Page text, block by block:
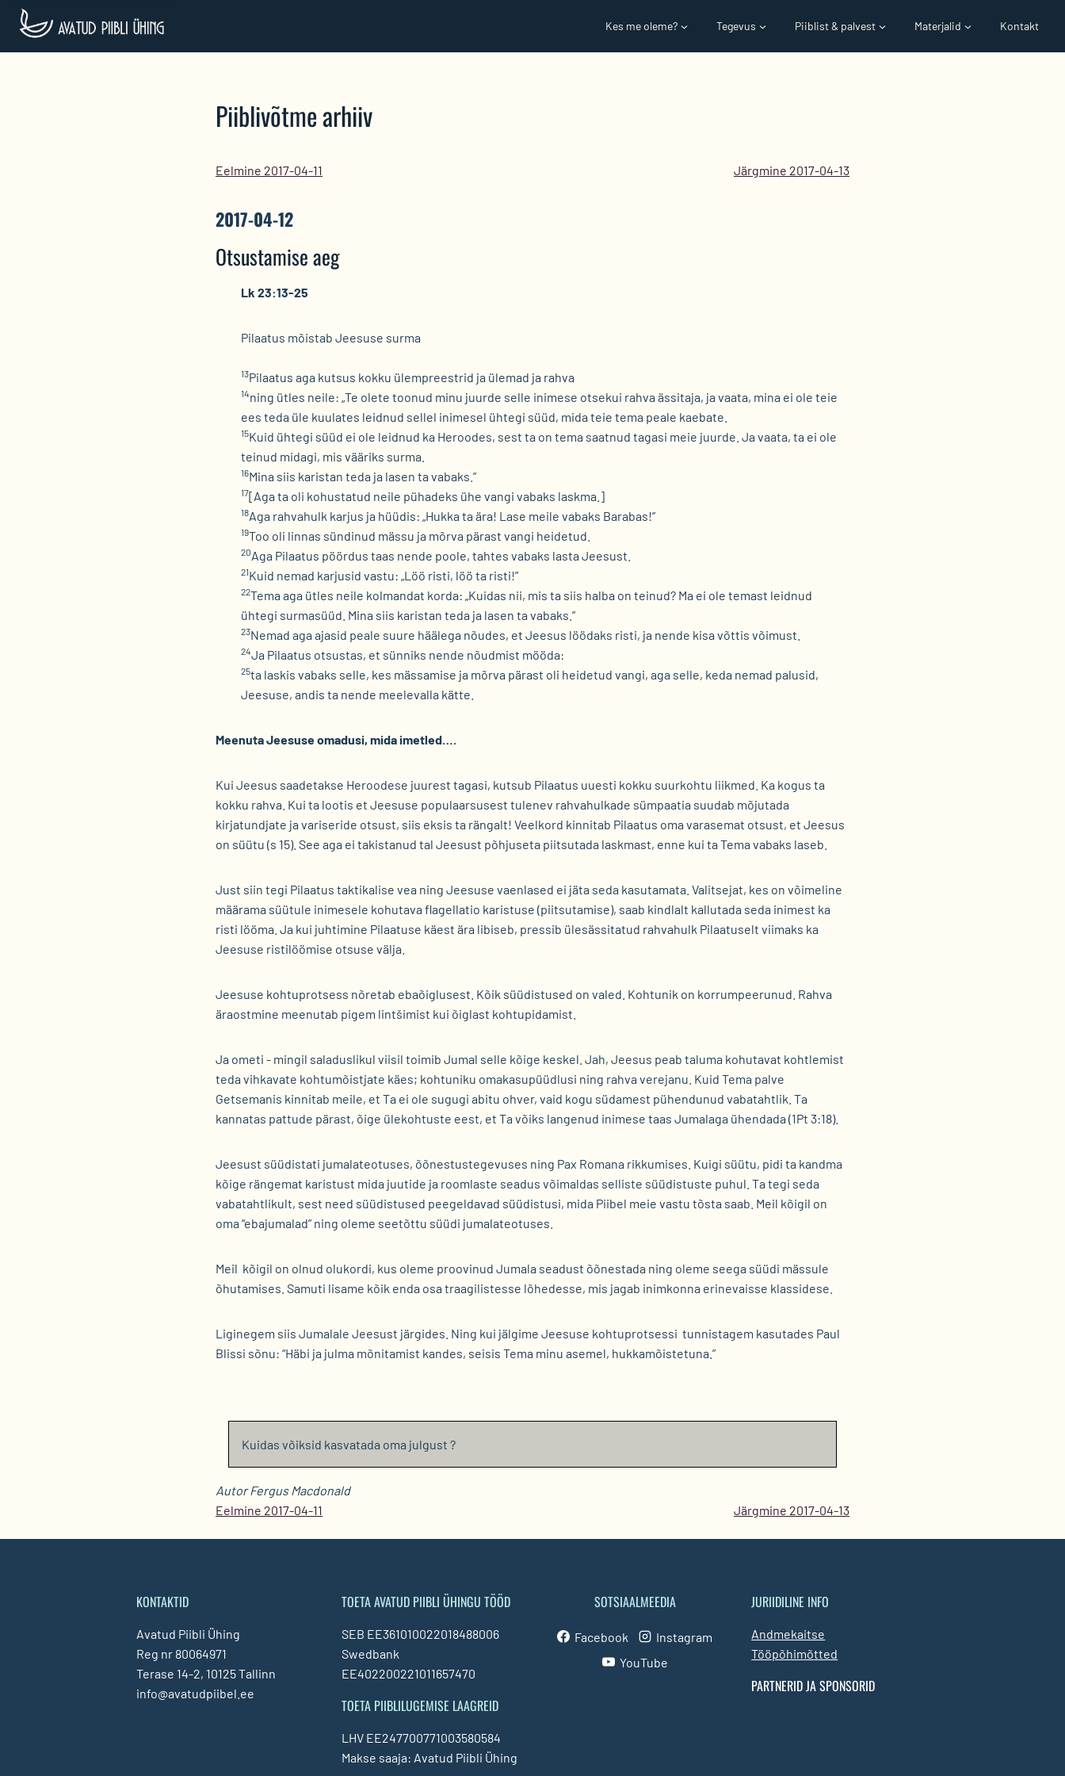
Skip
content
Kes me oleme? Tegevus Piiblist & palvest Materjalid Kontakt
Piiblivõtme arhiiv
Eelmine 2017-04-11 Järgmine 2017-04-13
2017-04-12
Otsustamise aeg
Lk 23:13-25
Pilaatus mõistab Jeesuse surma
13Pilaatus aga kutsus kokku ülempreestrid ja ülemad ja rahva
14ning ütles neile: „Te olete toonud minu juurde selle inimese otsekui rahva ässitaja, ja vaata, mina ei ole teie
ees teda üle kuulates leidnud sellel inimesel ühtegi süüd, mida teie tema peale kaebate.
15Kuid ühtegi süüd ei ole leidnud ka Heroodes, sest ta on tema saatnud tagasi meie juurde. Ja vaata, ta ei ole
teinud midagi, mis vääriks surma.
16Mina siis karistan teda ja lasen ta vabaks.”
17[Aga ta oli kohustatud neile pühadeks ühe vangi vabaks laskma.]
18Aga rahvahulk karjus ja hüüdis: „Hukka ta ära! Lase meile vabaks Barabas!”
19Too oli linnas sündinud mässu ja mõrva pärast vangi heidetud.
20Aga Pilaatus pöördus taas nende poole, tahtes vabaks lasta Jeesust.
21Kuid nemad karjusid vastu: „Löö risti, löö ta risti!”
22Tema aga ütles neile kolmandat korda: „Kuidas nii, mis ta siis halba on teinud? Ma ei ole temast leidnud
ühtegi surmasüüd. Mina siis karistan teda ja lasen ta vabaks.”
23Nemad aga ajasid peale suure häälega nõudes, et Jeesus löödaks risti, ja nende kisa võttis võimust.
24Ja Pilaatus otsustas, et sünniks nende nõudmist mööda:
25ta laskis vabaks selle, kes mässamise ja mõrva pärast oli heidetud vangi, aga selle, keda nemad palusid,
Jeesuse, andis ta nende meelevalla kätte.
Meenuta Jeesuse omadusi, mida imetled….
Kui Jeesus saadetakse Heroodese juurest tagasi, kutsub Pilaatus uuesti kokku suurkohtu liikmed. Ka kogus ta
kokku rahva. Kui ta lootis et Jeesuse populaarsusest tulenev rahvahulkade sümpaatia suudab mõjutada
kirjatundjate ja variseride otsust, siis eksis ta rängalt! Veelkord kinnitab Pilaatus oma varasemat otsust, et Jeesus
on süütu (s 15). See aga ei takistanud tal Jeesust põhjuseta piitsutada laskmast, enne kui ta Tema vabaks laseb.
Just siin tegi Pilaatus taktikalise vea ning Jeesuse vaenlased ei jäta seda kasutamata. Valitsejat, kes on võimeline
määrama süütule inimesele kohutava flagellatio karistuse (piitsutamise), saab kindlalt kallutada seda inimest ka
risti lööma. Ja kui juhtimine Pilaatuse käest ära libiseb, pressib ülesässitatud rahvahulk Pilaatuselt viimaks ka
Jeesuse ristilöömise otsuse välja.
Jeesuse kohtuprotsess nõretab ebaõiglusest. Kõik süüdistused on valed. Kohtunik on korrumpeerunud. Rahva
äraostmine meenutab pigem lintšimist kui õiglast kohtupidamist.
Ja ometi - mingil saladuslikul viisil toimib Jumal selle kõige keskel. Jah, Jeesus peab taluma kohutavat kohtlemist
teda vihkavate kohtumõistjate käes; kohtuniku omakasupüüdlusi ning rahva verejanu. Kuid Tema palve
Getsemanis kinnitab meile, et Ta ei ole sugugi abitu ohver, vaid kogu südamest pühendunud vabatahtlik. Ta
kannatas pattude pärast, õige ülekohtuste eest, et Ta võiks langenud inimese taas Jumalaga ühendada (1Pt 3:18).
Jeesust süüdistati jumalateotuses, õõnestustegevuses ning Pax Romana rikkumises. Kuigi süütu, pidi ta kandma
kõige rängemat karistust mida juutide ja roomlaste seadus võimaldas selliste süüdistuste puhul. Ta tegi seda
vabatahtlikult, sest need süüdistused peegeldavad süüdistusi, mida Piibel meie vastu tõsta saab. Meil kõigil on
oma “ebajumalad” ning oleme seetõttu süüdi jumalateotuses.
Meil kõigil on olnud olukordi, kus oleme proovinud Jumala seadust õõnestada ning oleme seega süüdi mässule
õhutamises. Samuti lisame kõik enda osa traagilistesse lõhedesse, mis jagab inimkonna erinevaisse klassidese.
Liginegem siis Jumalale Jeesust järgides. Ning kui jälgime Jeesuse kohtuprotsessi tunnistagem kasutades Paul
Blissi sõnu: “Häbi ja julma mõnitamist kandes, seisis Tema minu asemel, hukkamõistetuna.”
Kuidas võiksid kasvatada oma julgust ?
Autor Fergus Macdonald
Eelmine 2017-04-11
Järgmine 2017-04-13
KONTAKTID
Avatud Piibli Ühing
Reg nr 80064971
Terase 14-2, 10125 Tallinn
info@avatudpiibel.ee
TOETA AVATUD PIIBLI ÜHINGU TÖÖD
SEB EE361010022018488006
Swedbank
EE402200221011657470
TOETA PIIBLILUGEMISE LAAGREID
LHV EE247700771003580584
Makse saaja: Avatud Piibli Ühing
SOTSIAALMEEDIA
Facebook
Instagram
YouTube
JURIIDILINE INFO
Andmekaitse
Tööpõhimõtted
PARTNERID JA SPONSORID